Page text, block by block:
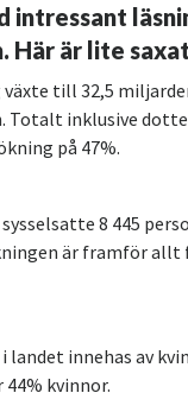
Här är lite
till 32,5
Totalt inklusive
på 47%.
8 445
är framför allt
innehas av
kvinnor.